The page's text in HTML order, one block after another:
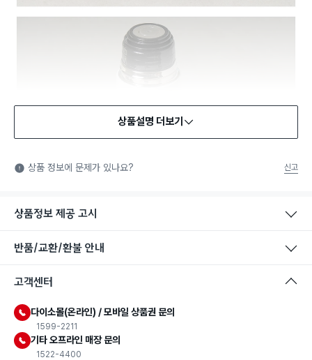
식품용 기구: 식품위생법에서 정한 규격에 따라 제조되어 식품 또
는 식품첨가물에 사용할 수 있는 식품용기구라는 표시입니다.
상품설명 더보기
상품 정보에 문제가 있나요? 신고
상품정보 제공 고시
반품/교환/환불 안내
고객센터
다이소몰(온라인) / 모바일 상품권 문의
1599-2211
기타 오프라인 매장 문의
1522-4400